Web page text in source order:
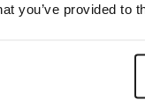
you’ve provided to